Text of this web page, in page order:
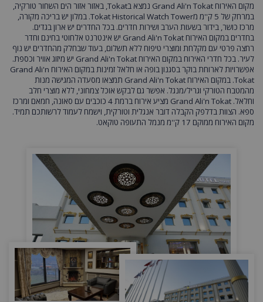
מקום האירוח Grand Ali'n Tokat נמצא בTokat, באזור אזור הים השחור טורקיה,
במרחק של 5 ק''מ מTokat Historical Watch Tower. במלון יש בריכה מקורה,
מרכז כושר, בידור בשעות הערב ושירות חדרים. בכל החדרים יש ארון בגדים.
בחדרים במקום האירוח Grand Ali'n Tokat יש אינטרנט אלחוטי בחינם וחדר
רחצה פרטי עם מקלחת ומוצרי טיפוח ללא תשלום, בעוד שבחלק מהחדרים יש נוף
לעיר. בכל חדרי האירוח במקום האירוח Grand Ali'n Tokat יש מיזוג אוויר וכספת.
אפשרויות לארוחת בוקר בסגנון בופה או חלאל זמינות במקום האירוח Grand Ali'n
Tokat. במקום האירוח Grand Ali'n Tokat תמצאו מסעדה המגישה מנות
מהמטבח הטורקי וגריל/מנגל. אפשר גם לבקש אוכל צמחוני, ללא מוצרי חלב
וחלאל. Grand Ali'n Tokat מציע אירוח ברמת 4 כוכבים עם סאונה, חמאם ומרכז
ספא. הצוות בדלפק הקבלה דובר אנגלית וטורקית, וישמח לעמוד לרשותכם תמיד.
מקום האירוח ממוקם 17 ק''מ מנמל התעופה טוקאט.